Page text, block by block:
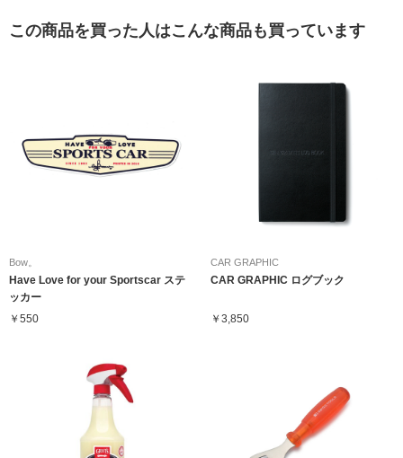
この商品を買った人はこんな商品も買っています
Bow。
Have Love for your Sportscar ステ
ッカー
￥550
CAR GRAPHIC
CAR GRAPHIC ログブック
￥3,850